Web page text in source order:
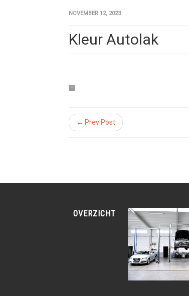
NOVEMBER 12, 2023
Kleur Autolak
← Prev Post
OVERZICHT